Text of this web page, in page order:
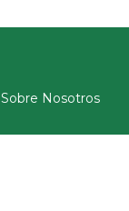
Sobre Nosotros